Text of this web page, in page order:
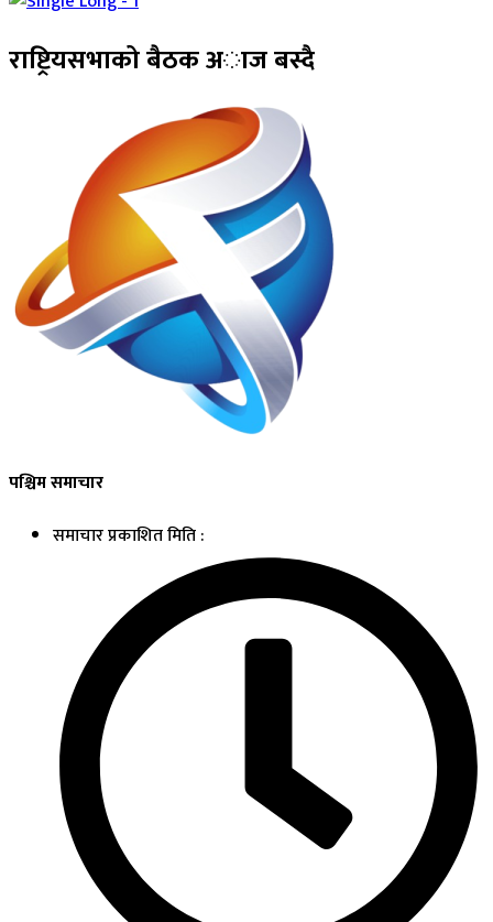
राष्ट्रियसभाको बैठक अाज बस्दै
पश्चिम समाचार
समाचार प्रकाशित मिति :